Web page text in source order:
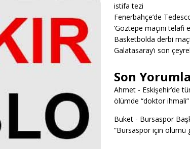
istifa tezi
Fenerbahçe’de
‘Göztepe maçını telafi
Basketbolda derbi
Galatasaray’ı son
Son
Ahmet- Eskişehir’de
ölümde “doktor
Buket- Bursaspor
“Bursaspor için ölümü